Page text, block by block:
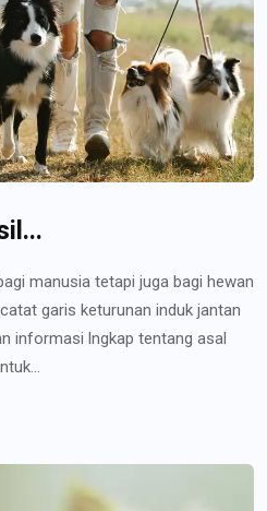
manusia tetapi juga bagi hewan
garis keturunan induk jantan
informasi lngkap tentang asal